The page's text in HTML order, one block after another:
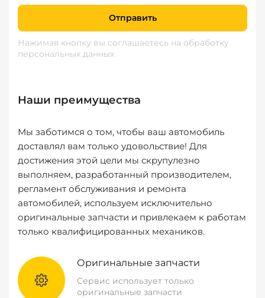
Отправить
Нажимая кнопку вы соглашаетесь на обработку
персональных данных
Наши преимущества
Мы заботимся о том, чтобы ваш автомобиль
доставлял вам только удовольствие! Для
достижения этой цели мы скрупулезно
выполняем, разработанный производителем,
регламент обслуживания и ремонта
автомобилей, используем исключительно
оригинальные запчасти и привлекаем к работам
только квалифицированных механиков.
Оригинальные запчасти
Сервис использует только
оригинальные запчасти